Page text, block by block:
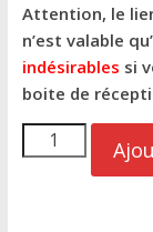
Attention, le
n’est valable
indésirables si
boite de
quantité
de